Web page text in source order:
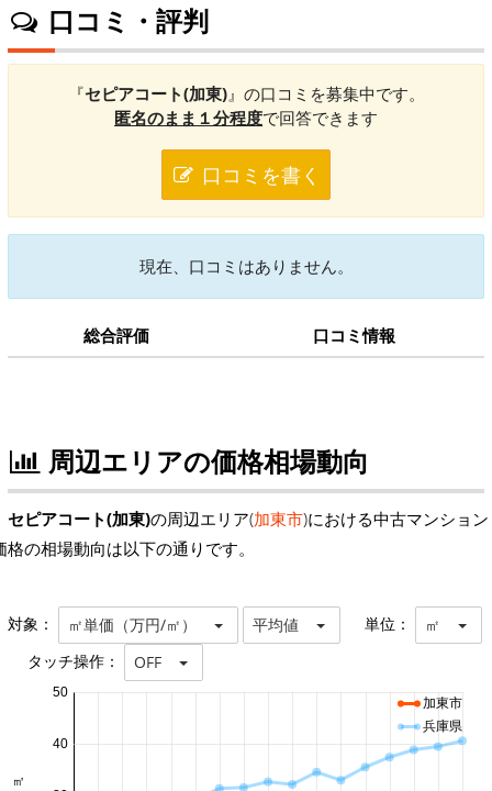
口コミ・評判
『セピアコート(加東)』の口コミを募集中です。
匿名のまま１分程度で回答できます
口コミを書く
現在、口コミはありません。
総合評価 口コミ情報
周辺エリアの価格相場動向
セピアコート(加東)の周辺エリア(加東市)における中古マンション
格の相場動向は以下の通りです。
対象： ㎡単価（万円/㎡） 平均値 単位： ㎡
タッチ操作： OFF
40
50
加東市
兵庫県